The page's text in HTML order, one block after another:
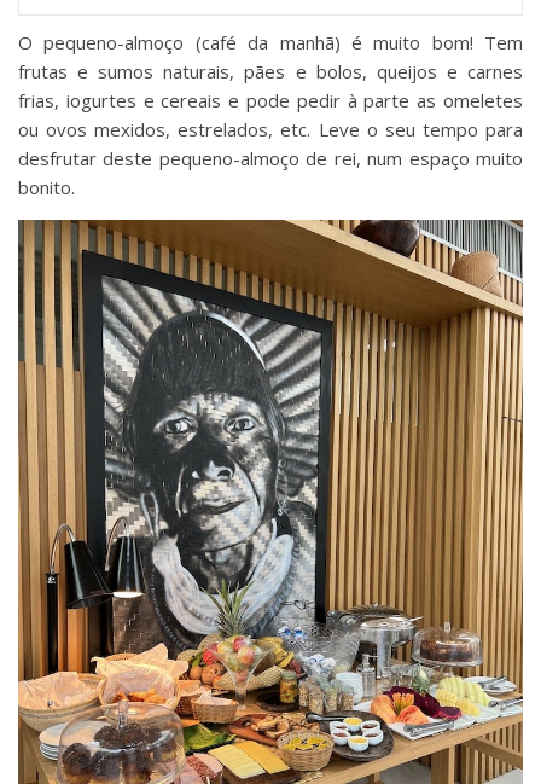
O pequeno-almoço (café da manhã) é muito bom! Tem
frutas e sumos naturais, pães e bolos, queijos e carnes
frias, iogurtes e cereais e pode pedir à parte as omeletes
ou ovos mexidos, estrelados, etc. Leve o seu tempo para
desfrutar deste pequeno-almoço de rei, num espaço muito
bonito.